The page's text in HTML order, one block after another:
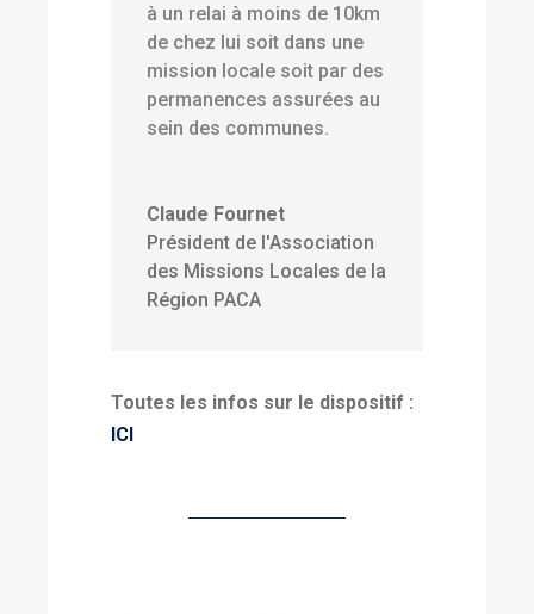
à un relai à moins de 10km
de chez lui soit dans une
mission locale soit par des
permanences assurées au
sein des communes.
Claude Fournet
Président de l'Association
des Missions Locales de la
Région PACA
Toutes les infos sur le dispositif :
ICI